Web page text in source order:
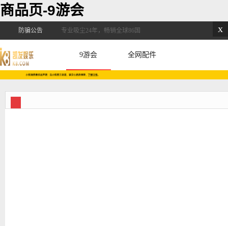
商品页-9游会
x
防骗公告 专业吸尘24年，畅销全球86国
9游会 全网配件